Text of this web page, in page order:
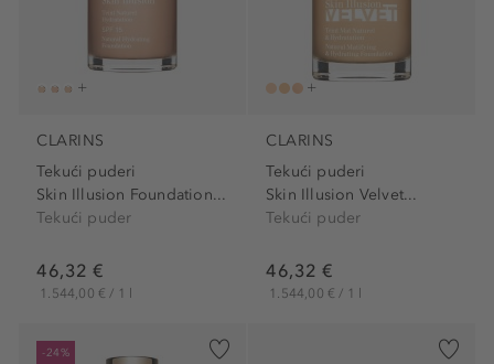
CLARINS
Tekući puderi
Skin Illusion Foundation...
Tekući puder
46,32 €
1.544,00 € / 1 l
CLARINS
Tekući puderi
Skin Illusion Velvet...
Tekući puder
46,32 €
1.544,00 € / 1 l
-24%